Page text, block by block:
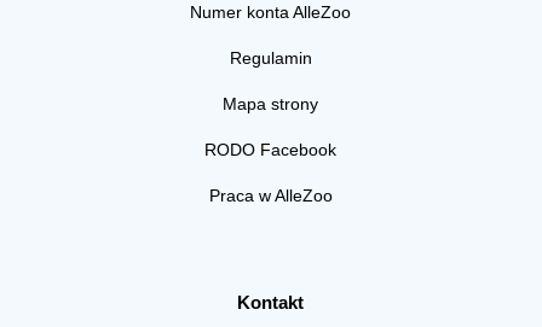
Numer konta AlleZoo
Regulamin
Mapa strony
RODO Facebook
Praca w AlleZoo
Kontakt